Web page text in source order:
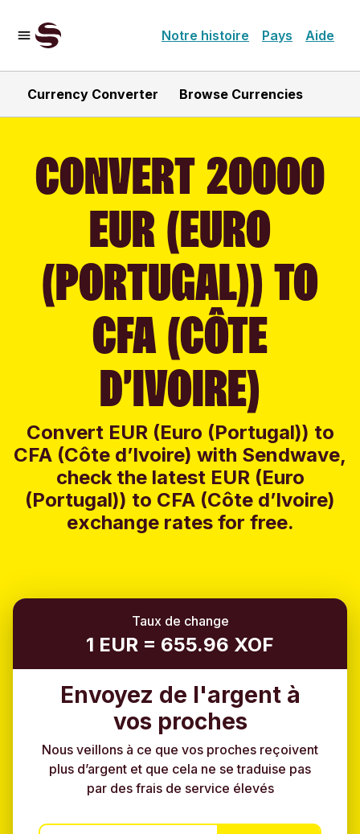
Notre histoire Pays Aide
Currency Converter Browse Currencies
CONVERT 20000
EUR (EURO
(PORTUGAL)) TO
CFA (CÔTE
D’IVOIRE)
Convert EUR (Euro (Portugal)) to
CFA (Côte d’Ivoire) with Sendwave,
check the latest EUR (Euro
(Portugal)) to CFA (Côte d’Ivoire)
exchange rates for free.
Taux de change
1 EUR = 655.96 XOF
Envoyez de l'argent à
vos proches
Nous veillons à ce que vos proches reçoivent
plus d’argent et que cela ne se traduise pas
par des frais de service élevés